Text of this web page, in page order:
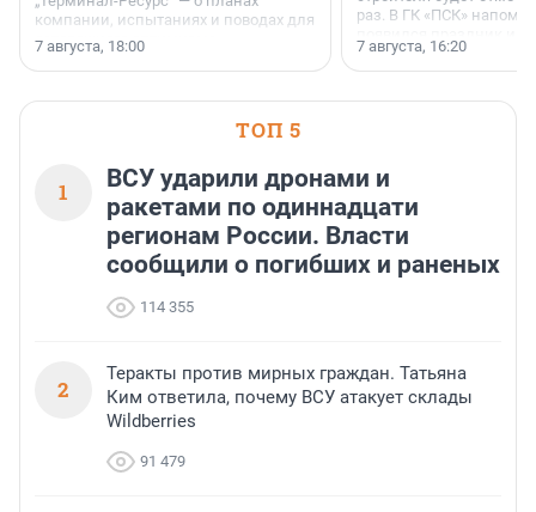
компании, испытаниях и поводах для
осторожного оптимизма.
7 августа, 18:00
раз. В ГК «ПСК»
поменялась роль
7 августа, 16:20
ТОП 5
1
ВСУ ударили дронами и
ракетами по одиннадцати
регионам России. Власти
сообщили о погибших и раненых
114 355
2
Теракты против мирных граждан. Татьяна
Ким ответила, почему ВСУ атакует склады
Wildberries
91 479